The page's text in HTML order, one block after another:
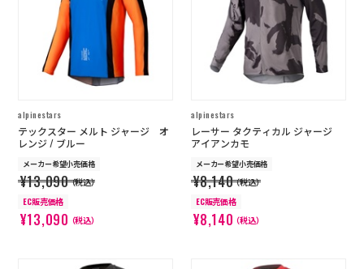
alpinestars
テックスター メルト ジャージ オ
レンジ / ブルー
メーカー希望小売価格
¥13,090（税込）
EC販売価格
¥13,090（税込）
alpinestars
レーサー タクティカル ジャージ
アイアンカモ
メーカー希望小売価格
¥8,140（税込）
EC販売価格
¥8,140（税込）